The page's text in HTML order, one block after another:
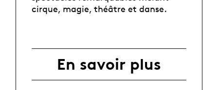
cirque, magie, théâtre et danse.
En savoir plus